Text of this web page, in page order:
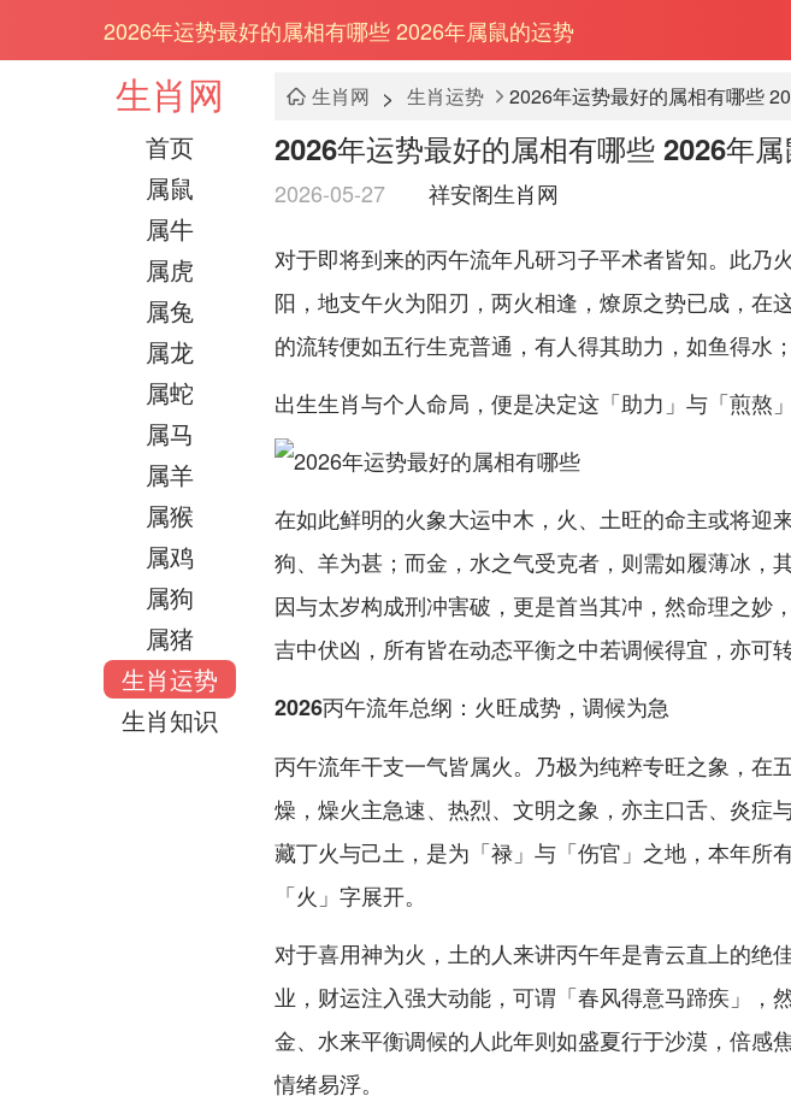
2026年运势最好的属相有哪些 2026年属鼠的运势
生肖网
首页
属鼠
属牛
属虎
属兔
属龙
属蛇
属马
属羊
属猴
属鸡
属狗
属猪
生肖运势
生肖知识
生肖网 > 生肖运势 2026年运势最好的属相有哪些
2026年运势最好的属相有哪些 2026年
2026-05-27 祥安阁生肖网
对于即将到来的丙午流年凡研习子平术者皆知。此乃
阳，地支午火为阳刃，两火相逢，燎原之势已成，在
的流转便如五行生克普通，有人得其助力，如鱼得水
出生生肖与个人命局，便是决定这「助力」与「煎熬
在如此鲜明的火象大运中木，火、土旺的命主或将迎
狗、羊为甚；而金，水之气受克者，则需如履薄冰，
因与太岁构成刑冲害破，更是首当其冲，然命理之妙
吉中伏凶，所有皆在动态平衡之中若调候得宜，亦可转
2026丙午流年总纲：火旺成势，调候为急
丙午流年干支一气皆属火。乃极为纯粹专旺之象，在
燥，燥火主急速、热烈、文明之象，亦主口舌、炎症
藏丁火与己土，是为「禄」与「伤官」之地，本年所
「火」字展开。
对于喜用神为火，土的人来讲丙午年是青云直上的绝
业，财运注入强大动能，可谓「春风得意马蹄疾」，
金、水来平衡调候的人此年则如盛夏行于沙漠，倍感
情绪易浮。